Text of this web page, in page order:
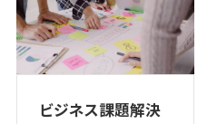
ビジネス課題解決